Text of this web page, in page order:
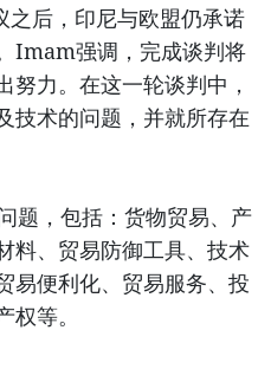
之后，印尼与欧盟仍承诺
Imam强调，完成谈判将
努力。在这一轮谈判中，
技术的问题，并就所存在
题，包括：货物贸易、产
料、贸易防御工具、技术
易便利化、贸易服务、投
等。